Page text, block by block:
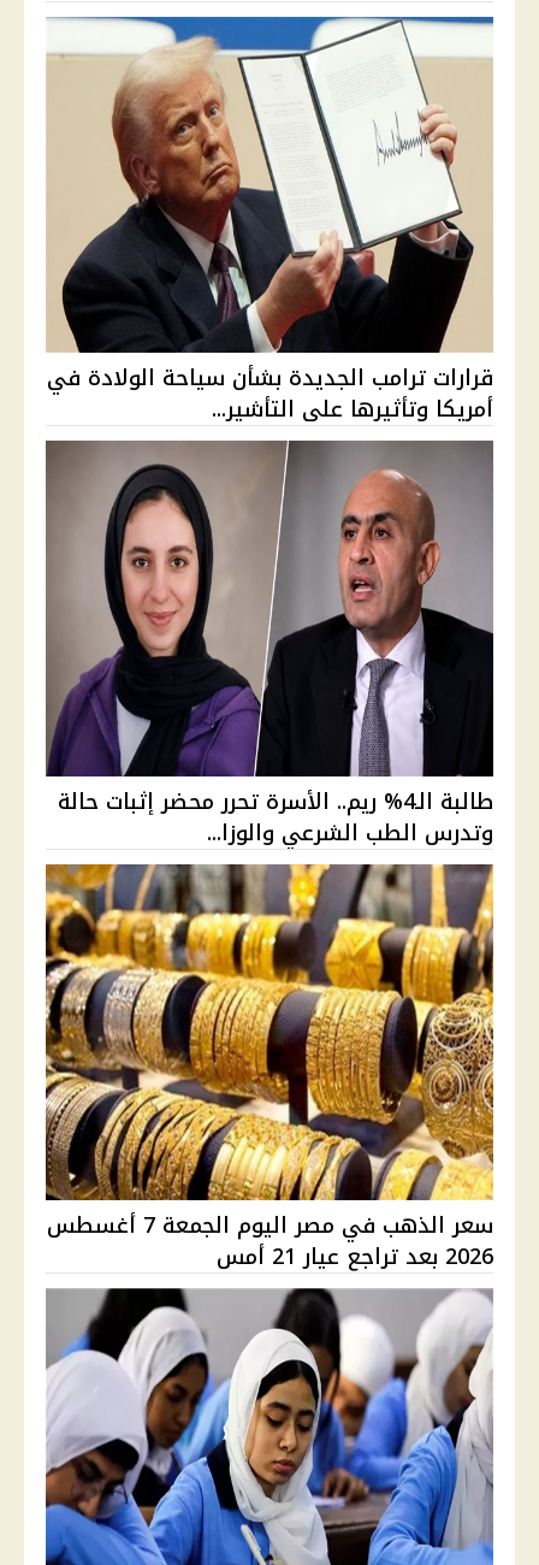
قرارات ترامب الجديدة بشأن سياحة الولادة في
أمريكا وتأثيرها على التأشير...
طالبة الـ4% ريم.. الأسرة تحرر محضر إثبات حالة
وتدرس الطب الشرعي والوزا...
سعر الذهب في مصر اليوم الجمعة 7 أغسطس
2026 بعد تراجع عيار 21 أمس